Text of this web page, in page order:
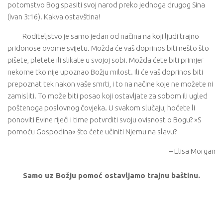
potomstvo Bog spasiti svoj narod preko jednoga drugog Sina
(Ivan 3:16). Kakva ostavština!
Roditeljstvo je samo jedan od načina na koji ljudi trajno
pridonose ovome svijetu. Možda će vaš doprinos biti nešto što
pišete, pletete ili slikate u svojoj sobi. Možda ćete biti primjer
nekome tko nije upoznao Božju milost. Ili će vaš doprinos biti
prepoznat tek nakon vaše smrti, i to na načine koje ne možete ni
zamisliti. To može biti posao koji ostavljate za sobom ili ugled
poštenoga poslovnog čovjeka. U svakom slučaju, hoćete li
ponoviti Evine riječi i time potvrditi svoju ovisnost o Bogu? »S
pomoću Gospodina« što ćete učiniti Njemu na slavu?
– Elisa Morgan
Samo uz Božju pomoć ostavljamo trajnu baštinu.